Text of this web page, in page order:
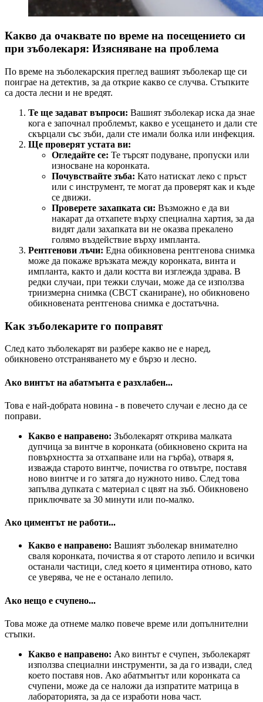
Какво да очаквате по време на посещението си
при зъболекаря: Изясняване на проблема
По време на зъболекарския преглед вашият зъболекар ще си
поиграе на детектив, за да открие какво се случва. Стъпките
са доста лесни и не вредят.
Те ще задават въпроси: Вашият зъболекар иска да знае
кога е започнал проблемът, какво е усещането и дали сте
скърцали със зъби, дали сте имали болка или инфекция.
Ще проверят устата ви:
Огледайте се: Те търсят подуване, пропуски или
износване на коронката.
Почувствайте зъба: Като натискат леко с пръст
или с инструмент, те могат да проверят как и къде
се движи.
Проверете захапката си: Възможно е да ви
накарат да отхапете върху специална хартия, за да
видят дали захапката ви не оказва прекалено
голямо въздействие върху импланта.
Рентгенови лъчи: Една обикновена рентгенова снимка
може да покаже връзката между коронката, винта и
импланта, както и дали костта ви изглежда здрава. В
редки случаи, при тежки случаи, може да се използва
триизмерна снимка (CBCT сканиране), но обикновено
обикновената рентгенова снимка е достатъчна.
Как зъболекарите го поправят
След като зъболекарят ви разбере какво не е наред,
обикновено отстраняването му е бързо и лесно.
Ако винтът на абатмънта е разхлабен...
Това е най-добрата новина - в повечето случаи е лесно да се
поправи.
Какво е направено: Зъболекарят открива малката
дупчица за винтче в коронката (обикновено скрита на
повърхността за отхапване или на гърба), отваря я,
изважда старото винтче, почиства го отвътре, поставя
ново винтче и го затяга до нужното ниво. След това
запълва дупката с материал с цвят на зъб. Обикновено
приключвате за 30 минути или по-малко.
Ако циментът не работи...
Какво е направено: Вашият зъболекар внимателно
сваля коронката, почиства я от старото лепило и всички
останали частици, след което я циментира отново, като
се уверява, че не е останало лепило.
Ако нещо е счупено...
Това може да отнеме малко повече време или допълнителни
стъпки.
Какво е направено: Ако винтът е счупен, зъболекарят
използва специални инструменти, за да го извади, след
което поставя нов. Ако абатмънтът или коронката са
счупени, може да се наложи да изпратите матрица в
лабораторията, за да се изработи нова част.